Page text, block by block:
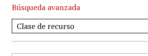
Búsqueda avanzada